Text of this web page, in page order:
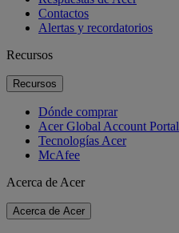
Contactos
Alertas y recordatorios
Recursos
Recursos
Dónde comprar
Acer Global Account Portal
Tecnologías Acer
McAfee
Acerca de Acer
Acerca de Acer